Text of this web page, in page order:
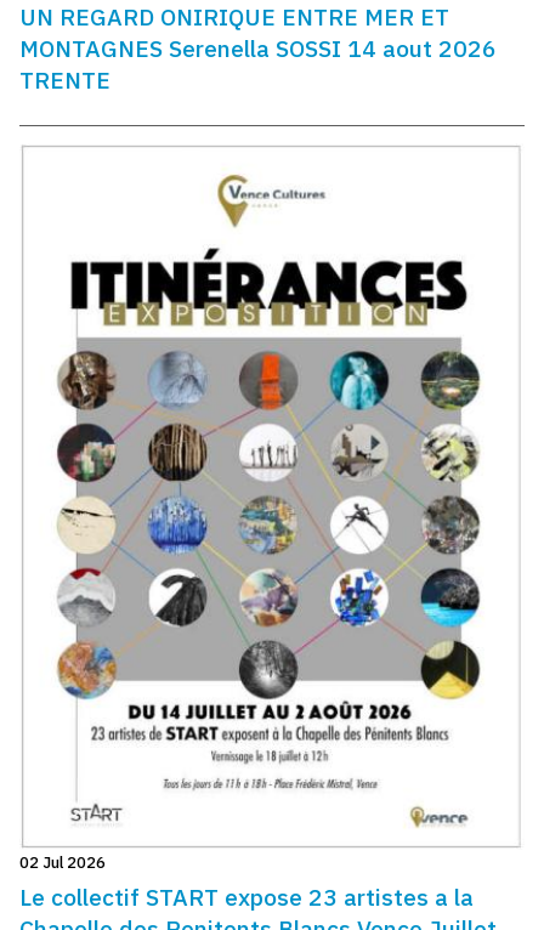
UN REGARD ONIRIQUE ENTRE MER ET
MONTAGNES Serenella SOSSI 14 aout 2026
TRENTE
02 Jul 2026
Le collectif START expose 23 artistes a la